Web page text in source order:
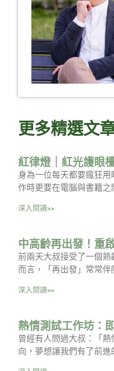
更多精選文
紅律燈｜紅光護眼
身為一位每天都要瘋狂
作時更要在電腦與書籍
深入閱讀>>
中高齡再出發！重
前兩天大叔接受了一個
而言，「再出發」常常
深入閱讀>>
熱情測試工作坊：
曾經有人問過大叔：「
向，夢想讓我們有了前